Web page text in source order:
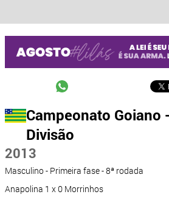
Campeonato Goiano
Divisão
2013
Masculino - Primeira fase - 8ª rodada
Anapolina 1 x 0 Morrinhos